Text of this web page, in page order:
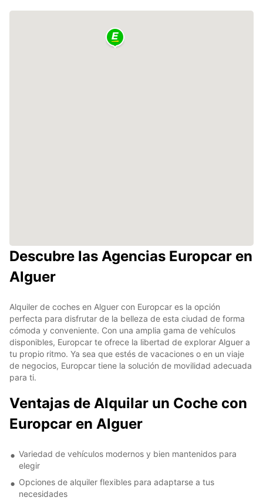
Descubre las Agencias Europcar en
Alguer
Alquiler de coches en Alguer con Europcar es la opción
perfecta para disfrutar de la belleza de esta ciudad de forma
cómoda y conveniente. Con una amplia gama de vehículos
disponibles, Europcar te ofrece la libertad de explorar Alguer a
tu propio ritmo. Ya sea que estés de vacaciones o en un viaje
de negocios, Europcar tiene la solución de movilidad adecuada
para ti.
Ventajas de Alquilar un Coche con
Europcar en Alguer
Variedad de vehículos modernos y bien mantenidos para
elegir
Opciones de alquiler flexibles para adaptarse a tus
necesidades